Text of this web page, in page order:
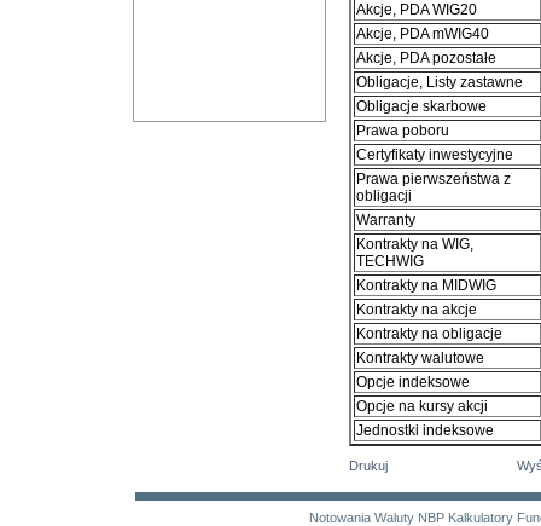
Akcje, PDA WIG20
Akcje, PDA mWIG40
Akcje, PDA pozostałe
Obligacje, Listy zastawne
Obligacje skarbowe
Prawa poboru
Certyfikaty inwestycyjne
Prawa pierwszeństwa z
obligacji
Warranty
Kontrakty na WIG,
TECHWIG
Kontrakty na MIDWIG
Kontrakty na akcje
Kontrakty na obligacje
Kontrakty walutowe
Opcje indeksowe
Opcje na kursy akcji
Jednostki indeksowe
Drukuj
Notowania Waluty NBP Kalkulatory